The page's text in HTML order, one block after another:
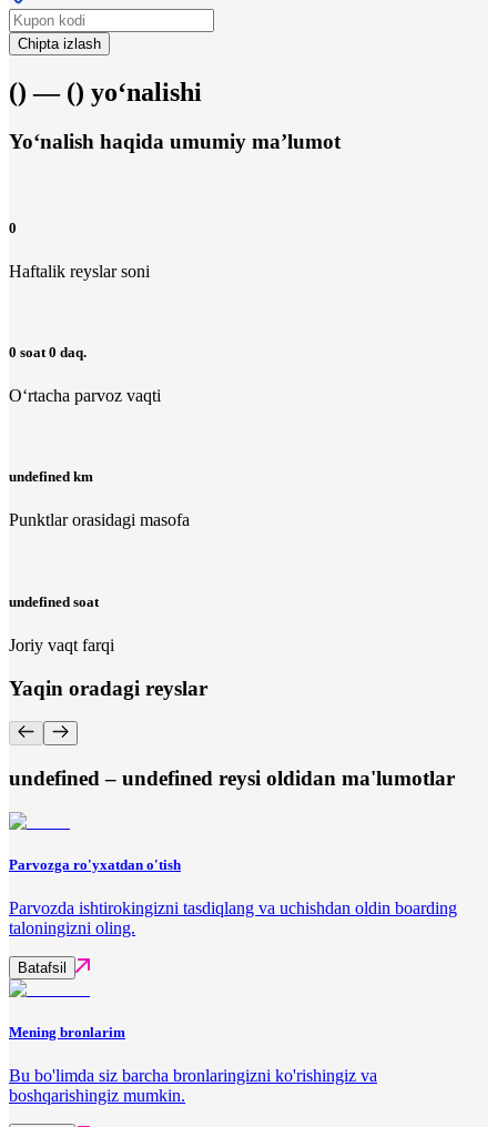
Chipta izlash
() — () yo‘nalishi
Yo‘nalish haqida umumiy ma’lumot
0
Haftalik reyslar soni
0 soat 0 daq.
O‘rtacha parvoz vaqti
undefined km
Punktlar orasidagi masofa
undefined soat
Joriy vaqt farqi
Yaqin oradagi reyslar
undefined – undefined reysi oldidan ma'lumotlar
Parvozga ro'yxatdan o'tish
Parvozda ishtirokingizni tasdiqlang va uchishdan oldin boarding
taloningizni oling.
Batafsil
Mening bronlarim
Bu bo'limda siz barcha bronlaringizni ko'rishingiz va
boshqarishingiz mumkin.